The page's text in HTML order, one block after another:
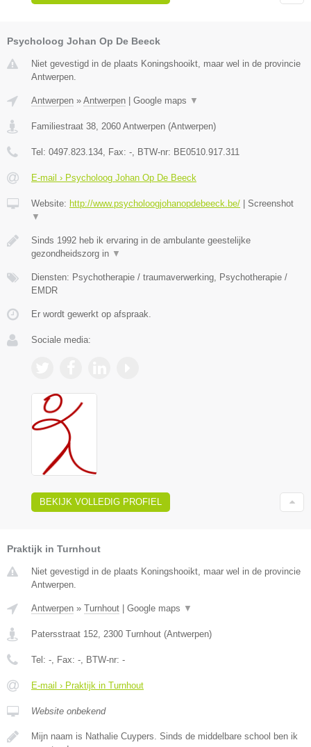
Psycholoog Johan Op De Beeck
Niet gevestigd in de plaats Koningshooikt, maar wel in de provincie
Antwerpen.
Antwerpen » Antwerpen | Google maps ▼
Familiestraat 38 2060 Antwerpen (Antwerpen)
Tel: 0497.823.134 , Fax: - , BTW-nr: BE0510.917.311
E-mail › Psycholoog Johan Op De Beeck
Website: http://www.psycholoogjohanopdebeeck.be/ | Screenshot
▼
Sinds 1992 heb ik ervaring in de ambulante geestelijke
gezondheidszorg in ▼
Diensten: Psychotherapie / traumaverwerking, Psychotherapie /
EMDR
Er wordt gewerkt op afspraak.
Sociale media:
BEKIJK VOLLEDIG PROFIEL
Praktijk in Turnhout
Niet gevestigd in de plaats Koningshooikt, maar wel in de provincie
Antwerpen.
Antwerpen » Turnhout Google maps ▼
Patersstraat 152, 2300 Turnhout (Antwerpen)
Tel: -, Fax: -, BTW-nr: -
E-mail › Praktijk in Turnhout
Website onbekend
Mijn naam is Nathalie Cuypers. Sinds de middelbare school ben ik